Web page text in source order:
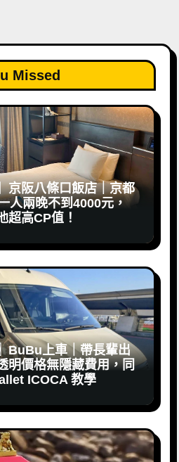
Missed
京阪八條口飯店｜京都
人兩晚不到4000元，
超高CP值！
BuBu上車｜帶長輩出
明價格無隱藏費用，同
ICOCA 教學